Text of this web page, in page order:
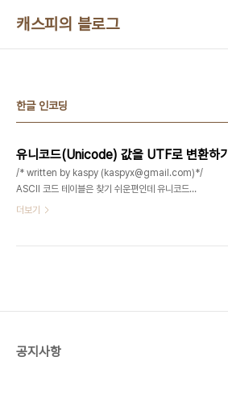
캐스피의 블로그
한글 인코딩
유니코드(Unicode) 값을 UTF로 변환하기
/* written by kaspy (kaspyx@gmail.com)*/
ASCII 코드 테이블은 찾기 쉬운편인데 유니코드
(Unicode) 테이블은 범위도 크고 찾기도 어려운것
유니코드에 값은 U+B2ED이다.그냥 십육진수로
더보기
공지사항